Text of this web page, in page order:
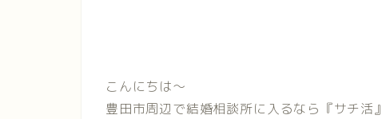
こんにちは〜
豊田市周辺で結婚相談所に入るなら『サチ活